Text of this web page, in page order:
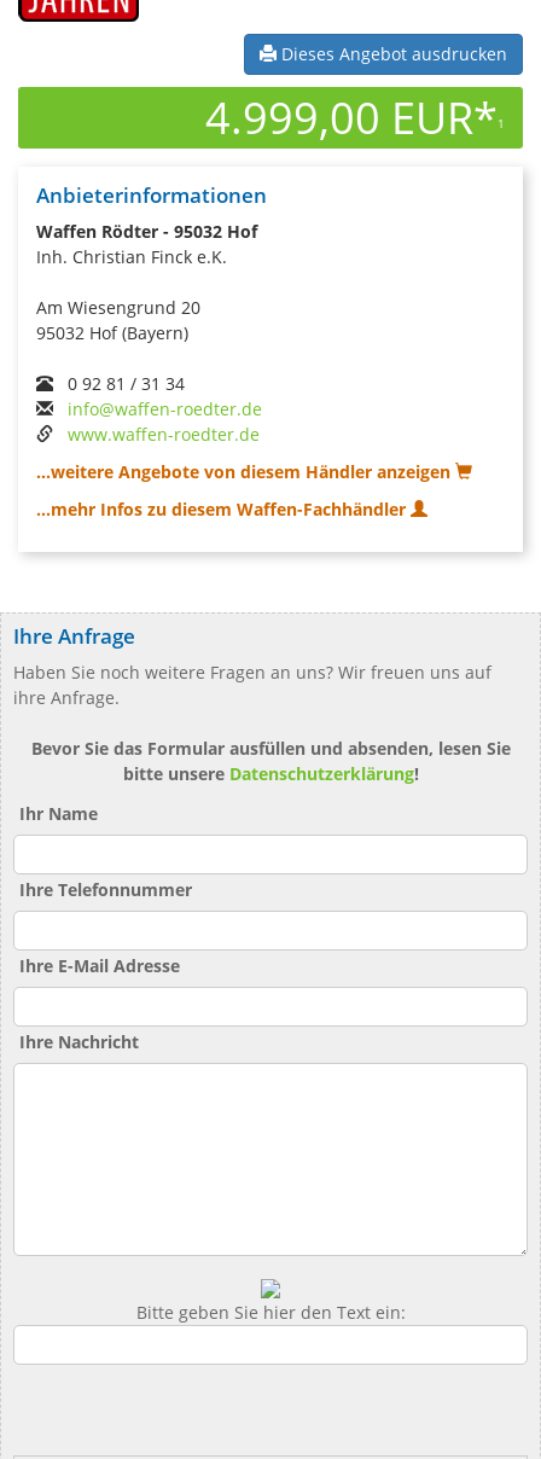
Dieses Angebot ausdrucken
4.999,00 EUR*1
Anbieterinformationen
Waffen Rödter - 95032 Hof
Inh. Christian Finck e.K.
Am Wiesengrund 20
95032 Hof (Bayern)
0 92 81 / 31 34
info@waffen-roedter.de
www.waffen-roedter.de
...weitere Angebote von diesem Händler anzeigen
...mehr Infos zu diesem Waffen-Fachhändler
Ihre Anfrage
Haben Sie noch weitere Fragen an uns? Wir freuen uns auf
ihre Anfrage.
Bevor Sie das Formular ausfüllen und absenden, lesen Sie
bitte unsere Datenschutzerklärung!
Ihr Name
Ihre Telefonnummer
Ihre E-Mail Adresse
Ihre Nachricht
Bitte geben Sie hier den Text ein: